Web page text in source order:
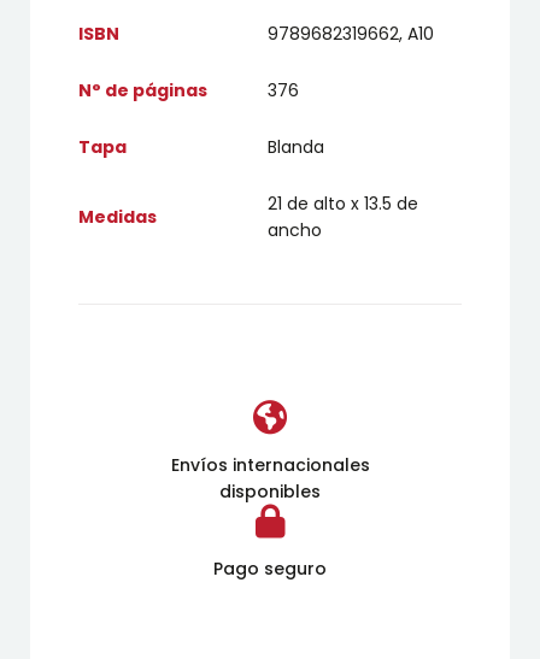
ISBN 9789682319662, A10
N° de páginas 376
Tapa Blanda
Medidas
21 de alto x 13.5 de
ancho
Envíos internacionales
disponibles
Pago seguro